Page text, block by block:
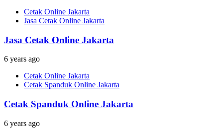
Cetak Online Jakarta
Jasa Cetak Online Jakarta
Jasa Cetak Online Jakarta
6 years ago
Cetak Online Jakarta
Cetak Spanduk Online Jakarta
Cetak Spanduk Online Jakarta
6 years ago